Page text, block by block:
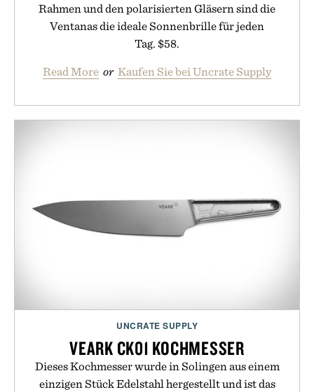
Rahmen und den polarisierten Gläsern sind die
Ventanas die ideale Sonnenbrille für jeden
Tag. $58.
Read More or Kaufen Sie bei Uncrate Supply
UNCRATE SUPPLY
VEARK CK01 KOCHMESSER
Dieses Kochmesser wurde in Solingen aus einem
einzigen Stück Edelstahl hergestellt und ist das